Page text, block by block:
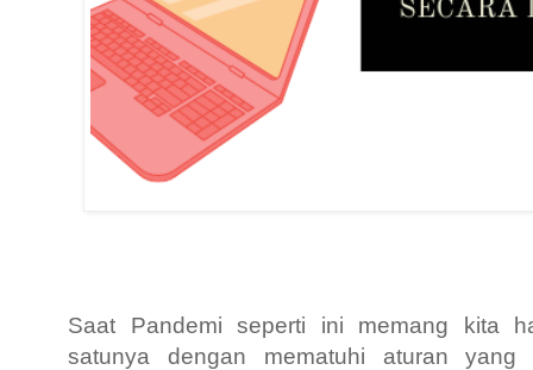
Saat Pandemi seperti ini memang kita
satunya dengan mematuhi aturan yang